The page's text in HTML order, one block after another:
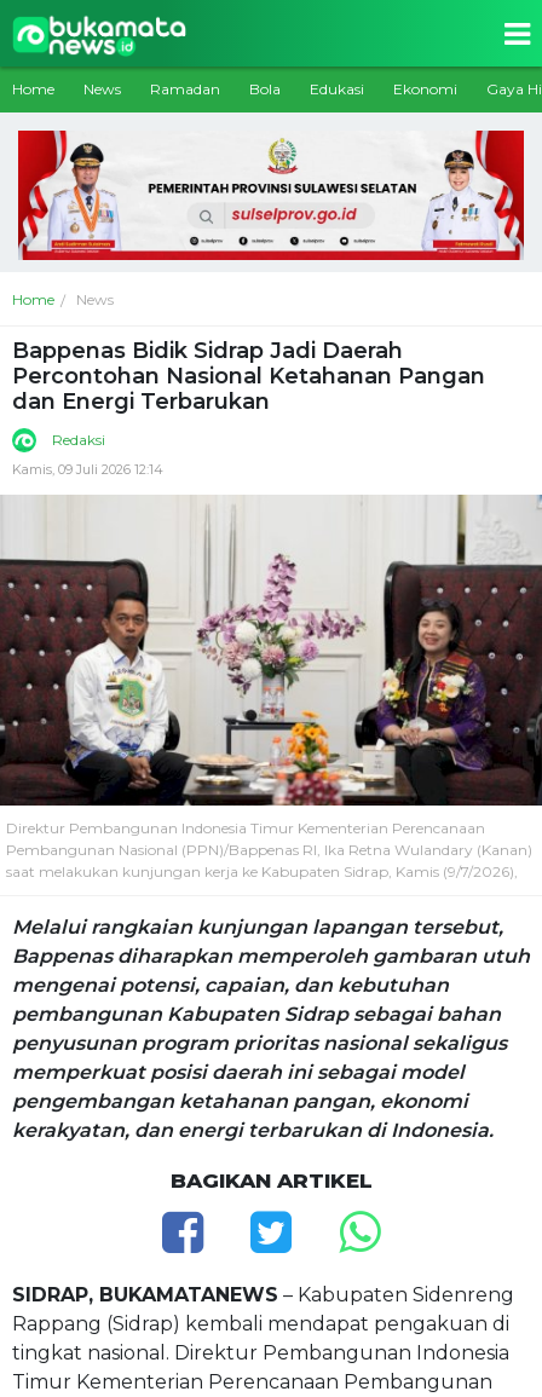
Home News Ramadan Bola Edukasi Ekonomi Gaya
Home News
Bappenas Bidik Sidrap Jadi Daerah
Percontohan Nasional Ketahanan Pangan
dan Energi Terbarukan
Redaksi
Kamis, 09 Juli 2026 12:14
Direktur Pembangunan Indonesia Timur Kementerian Perencanaan
Pembangunan Nasional (PPN)/Bappenas RI, Ika Retna Wulandary (Kanan)
saat melakukan kunjungan kerja ke Kabupaten Sidrap, Kamis (9/7/2026),
Melalui rangkaian kunjungan lapangan tersebut,
Bappenas diharapkan memperoleh gambaran utuh
mengenai potensi, capaian, dan kebutuhan
pembangunan Kabupaten Sidrap sebagai bahan
penyusunan program prioritas nasional sekaligus
memperkuat posisi daerah ini sebagai model
pengembangan ketahanan pangan, ekonomi
kerakyatan, dan energi terbarukan di Indonesia.
BAGIKAN ARTIKEL
SIDRAP, BUKAMATANEWS – Kabupaten Sidenreng
Rappang (Sidrap) kembali mendapat pengakuan di
tingkat nasional. Direktur Pembangunan Indonesia
Timur Kementerian Perencanaan Pembangunan